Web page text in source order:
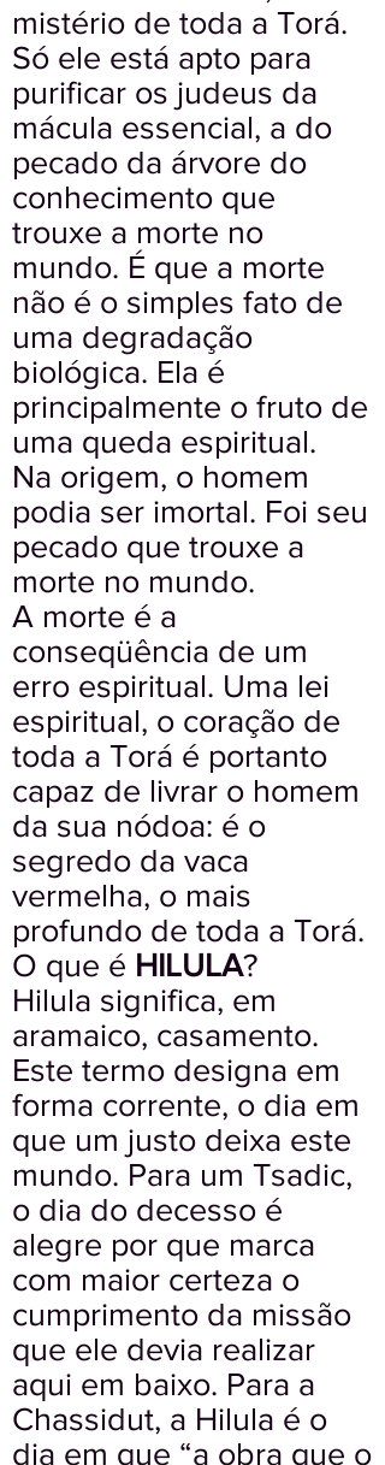
mistério de toda a Torá.
Só ele está apto para
purificar os judeus da
mácula essencial, a do
pecado da árvore do
conhecimento que
trouxe a morte no
mundo. É que a morte
não é o simples fato de
uma degradação
biológica. Ela é
principalmente o fruto de
uma queda espiritual.
Na origem, o homem
podia ser imortal. Foi seu
pecado que trouxe a
morte no mundo.
A morte é a
conseqüência de um
erro espiritual. Uma lei
espiritual, o coração de
toda a Torá é portanto
capaz de livrar o homem
da sua nódoa: é o
segredo da vaca
vermelha, o mais
profundo de toda a Torá.
O que é HILULA?
Hilula significa, em
aramaico, casamento.
Este termo designa em
forma corrente, o dia em
que um justo deixa este
mundo. Para um Tsadic,
o dia do decesso é
alegre por que marca
com maior certeza o
cumprimento da missão
que ele devia realizar
aqui em baixo. Para a
Chassidut, a Hilula é o
dia em que “a obra que o